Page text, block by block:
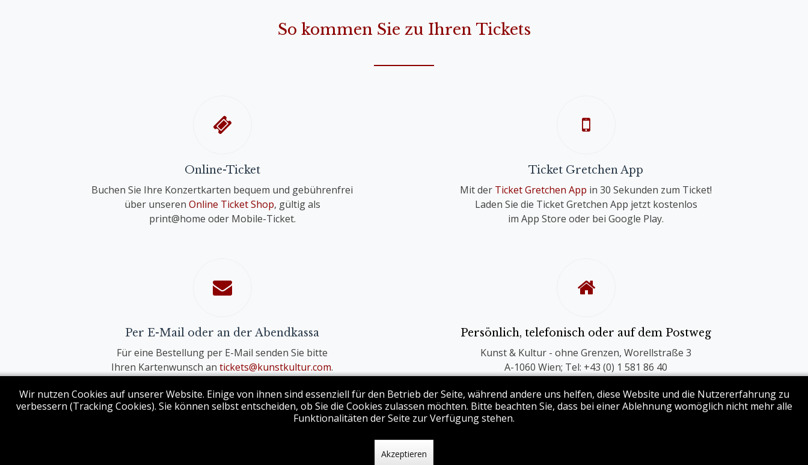
So kommen Sie zu Ihren Tickets
Online-Ticket
Buchen Sie Ihre Konzertkarten bequem und gebührenfrei
über unseren Online Ticket Shop, gültig als
print@home oder Mobile-Ticket.
Ticket Gretchen App
Mit der Ticket Gretchen App in 30 Sekunden zum Ticket!
Laden Sie die Ticket Gretchen App jetzt kostenlos
im App Store oder bei Google Play.
Per E-Mail oder an der Abendkassa
Für eine Bestellung per E-Mail senden Sie bitte
Ihren Kartenwunsch an tickets@kunstkultur.com.
Persönlich, telefonisch oder auf dem Postweg
Kunst & Kultur - ohne Grenzen, Worellstraße 3
A-1060 Wien; Tel: +43 (0) 1 581 86 40
Wir nutzen Cookies auf unserer Website. Einige von ihnen sind essenziell für den Betrieb der Seite, während andere uns helfen, diese Website und die Nutzererfahrung zu
verbessern (Tracking Cookies). Sie können selbst entscheiden, ob Sie die Cookies zulassen möchten. Bitte beachten Sie, dass bei einer Ablehnung womöglich nicht mehr alle
Funktionalitäten der Seite zur Verfügung stehen.
Akzeptieren